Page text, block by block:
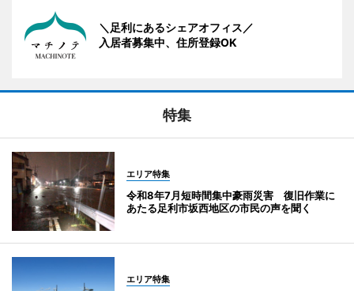
＼足利にあるシェアオフィス／
入居者募集中、住所登録OK
特集
エリア特集
令和8年7月短時間集中豪雨災害 復旧作業に
あたる足利市坂西地区の市民の声を聞く
エリア特集